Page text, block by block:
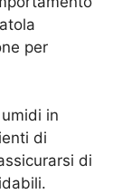
per
in
di
di